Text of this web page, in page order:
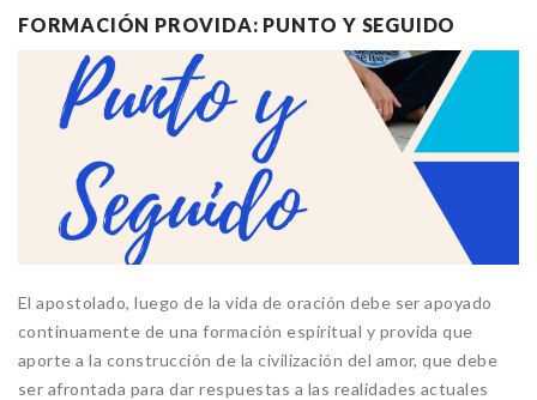
FORMACIÓN PROVIDA: PUNTO Y SEGUIDO
El apostolado, luego de la vida de oración debe ser apoyado
continuamente de una formación espiritual y provida que
aporte a la construcción de la civilización del amor, que debe
ser afrontada para dar respuestas a las realidades actuales